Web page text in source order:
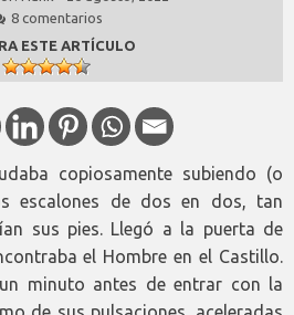
8 comentarios
ESTE ARTÍCULO
copiosamente subiendo (o
escalones de dos en dos, tan
sus pies. Llegó a la puerta de
el Hombre en el Castillo.
minuto antes de entrar con la